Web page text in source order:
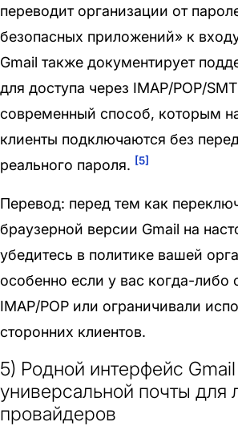
переводит организации от
безопасных приложений» к
Gmail также документирует
для доступа через IMAP/POP/
современный способ, которым
клиенты подключаются без
реального пароля. [5]
Перевод: перед тем как
браузерной версии Gmail на
убедитесь в политике вашей
особенно если у вас когда-либо
IMAP/POP или ограничивали
сторонних клиентов.
5) Родной интерфейс
универсальной почты для
провайдеров